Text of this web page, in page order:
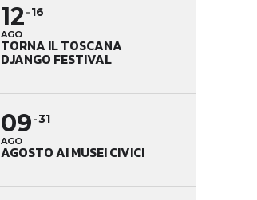
12
AGO
16
TORNA IL TOSCANA
DJANGO FESTIVAL
09
AGO
31
AGOSTO AI MUSEI CIVICI